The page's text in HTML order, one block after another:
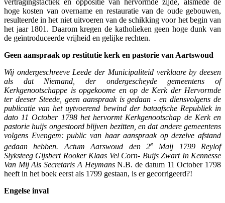
hoge kosten van overname en restauratie van de oude gebouwen,
resulteerde in het niet uitvoeren van de schikking voor het begin van
het jaar 1801. Daarom kregen de katholieken geen hoge dunk van
de geïntroduceerde vrijheid en gelijke rechten.
Geen aanspraak op restitutie kerk en pastorie van Aartswoud
Wij ondergeschreeve Leede der Municipaliteid verklaare by deesen
als dat Niemand, der ondergescheyde gemeentens of
Kerkgenootschappe is opgekoome en op de Kerk der Hervormde
ter deeser Steede, geen aanspraak is gedaan - en diensvolgens de
publicatie van het uytvoerend bewind der bataafsche Republiek in
dato 11 October 1798 het hervormt Kerkgenootschap de Kerk en
pastorie huijs ongestoord blijven bezitten, en dat andere gemeentens
volgens Evengem: public van haar aanspraak op dezelve afstand
gedaan hebben. Actum Aarswoud den 2eMaij 1799 Reylof
Slyksteeg Gijsbert Rooker Klaas Vel Corn- Buijs Zwart In Kennesse
Van Mij Als Secretaris A HeymansN.B. de datum 11 October 1798
heeft in het boek eerst als 1799 gestaan, is er gecorrigeerd?!
Engelse inval